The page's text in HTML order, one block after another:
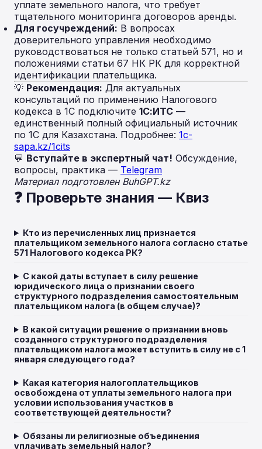
уплате земельного налога, что требует
тщательного мониторинга договоров аренды.
Для госучреждений: В вопросах
доверительного управления необходимо
руководствоваться не только статьей 571, но и
положениями статьи 67 НК РК для корректной
идентификации плательщика.
💡 Рекомендация: Для актуальных
консультаций по применению Налогового
кодекса в 1С подключите 1С:ИТС —
единственный полный официальный источник
по 1С для Казахстана. Подробнее: 1c-
sapa.kz/1cits
💬 Вступайте в экспертный чат! Обсуждение,
вопросы, практика — Telegram
Материал подготовлен BuhGPT.kz
❓ Проверьте знания — Квиз
Кто из перечисленных лиц признается
плательщиком земельного налога согласно статье
571 Налогового кодекса РК?
С какой даты вступает в силу решение
юридического лица о признании своего
структурного подразделения самостоятельным
плательщиком налога (в общем случае)?
В какой ситуации решение о признании вновь
созданного структурного подразделения
плательщиком налога может вступить в силу не с 1
января следующего года?
Какая категория налогоплательщиков
освобождена от уплаты земельного налога при
условии использования участков в
соответствующей деятельности?
Обязаны ли религиозные объединения
уплачивать земельный налог?